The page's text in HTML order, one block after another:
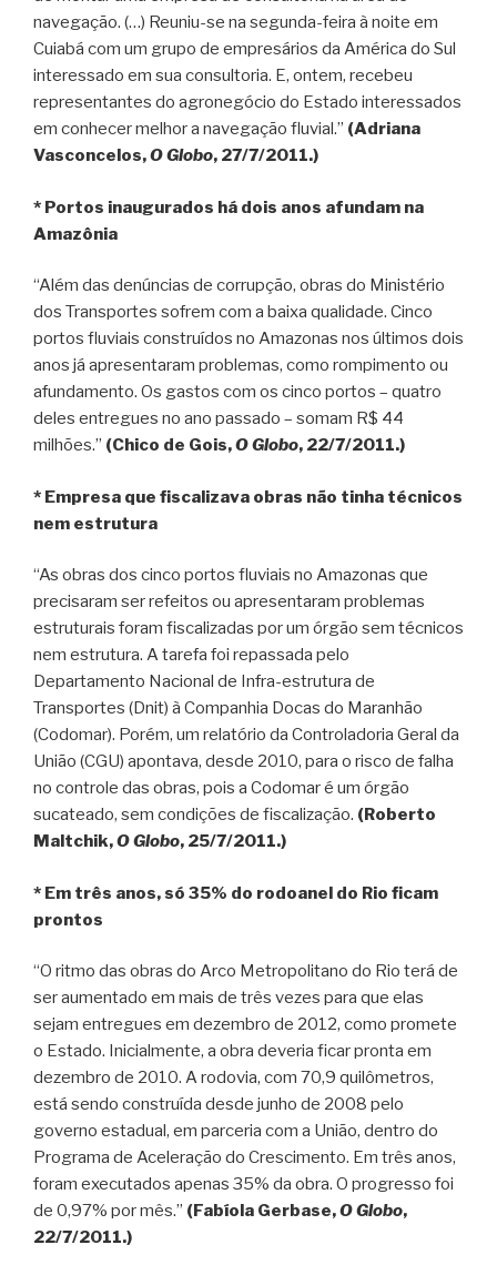
navegação. (…) Reuniu-se na segunda-feira à noite em
Cuiabá com um grupo de empresários da América do Sul
interessado em sua consultoria. E, ontem, recebeu
representantes do agronegócio do Estado interessados
em conhecer melhor a navegação fluvial.” (Adriana
Vasconcelos,O Globo, 27/7/2011.)
* Portos inaugurados há dois anos afundam na
Amazônia
“Além das denúncias de corrupção, obras do Ministério
dos Transportes sofrem com a baixa qualidade. Cinco
portos fluviais construídos no Amazonas nos últimos dois
anos já apresentaram problemas, como rompimento ou
afundamento. Os gastos com os cinco portos – quatro
deles entregues no ano passado – somam R$ 44
milhões.” (Chico de Gois,O Globo, 22/7/2011.)
* Empresa que fiscalizava obras não tinha técnicos
nem estrutura
“As obras dos cinco portos fluviais no Amazonas que
precisaram ser refeitos ou apresentaram problemas
estruturais foram fiscalizadas por um órgão sem técnicos
nem estrutura. A tarefa foi repassada pelo
Departamento Nacional de Infra-estrutura de
Transportes (Dnit) à Companhia Docas do Maranhão
(Codomar). Porém, um relatório da Controladoria Geral da
União (CGU) apontava, desde 2010, para o risco de falha
no controle das obras, pois a Codomar é um órgão
sucateado, sem condições de fiscalização. (Roberto
Maltchik,O Globo, 25/7/2011.)
* Em três anos, só 35% do rodoanel do Rio ficam
prontos
“O ritmo das obras do Arco Metropolitano do Rio terá de
ser aumentado em mais de três vezes para que elas
sejam entregues em dezembro de 2012, como promete
o Estado. Inicialmente, a obra deveria ficar pronta em
dezembro de 2010. A rodovia, com 70,9 quilômetros,
está sendo construída desde junho de 2008 pelo
governo estadual, em parceria com a União, dentro do
Programa de Aceleração do Crescimento. Em três anos,
foram executados apenas 35% da obra. O progresso foi
de 0,97% por mês.” (Fabíola Gerbase,O Globo,
22/7/2011.)